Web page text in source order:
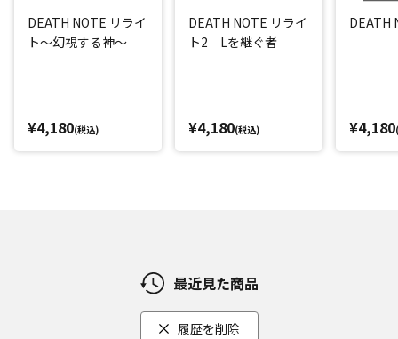
DEATH NOTE リライ
ト～幻視する神～
¥4,180(税込)
DEATH NOTE リライ
ト2 Lを継ぐ者
¥4,180(税込)
DEATH
¥4,180
最近見た商品
履歴を削除